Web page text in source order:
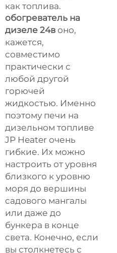
как топлива.
обогреватель на
дизеле 24в оно,
кажется,
совместимо
практически с
любой другой
горючей
жидкостью. Именно
поэтому печи на
дизельном топливе
JP Heater очень
гибкие. Их можно
настроить от уровня
близкого к уровню
моря до вершины
садового мангалы
или даже до
бункера в конце
света. Конечно, если
вы столкнетесь с